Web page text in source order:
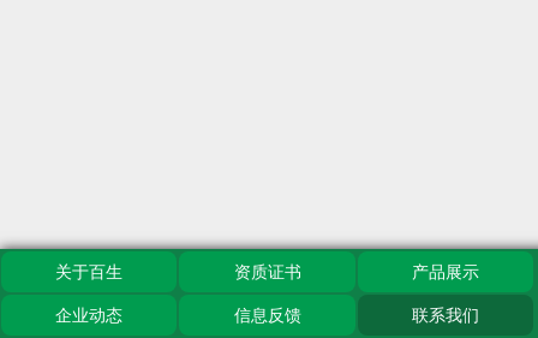
关于百生 资质证书
产品展示
企业动态
信息反馈 联系我们